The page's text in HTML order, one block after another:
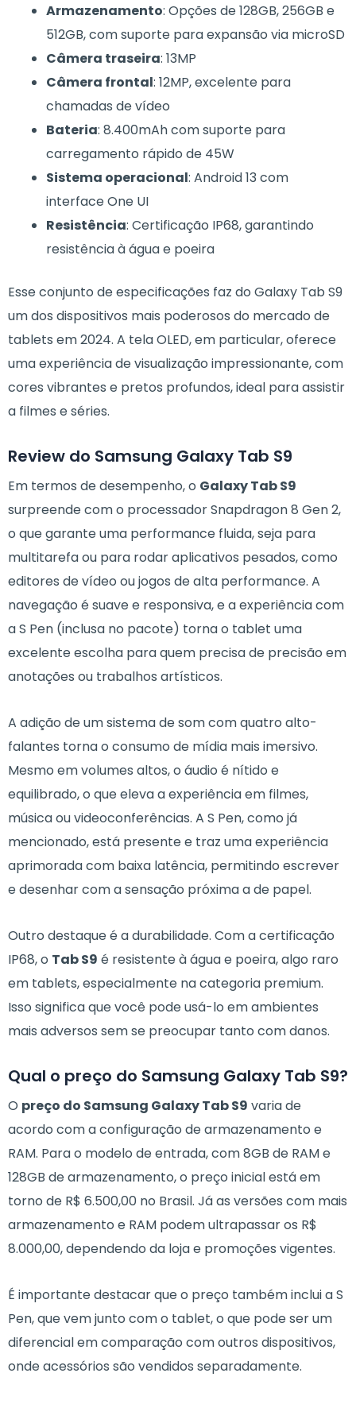
Armazenamento: Opções de 128GB, 256GB e
512GB, com suporte para expansão via microSD
Câmera traseira: 13MP
Câmera frontal: 12MP, excelente para
chamadas de vídeo
Bateria: 8.400mAh com suporte para
carregamento rápido de 45W
Sistema operacional: Android 13 com
interface One UI
Resistência: Certificação IP68, garantindo
resistência à água e poeira
Esse conjunto de especificações faz do Galaxy Tab S9
um dos dispositivos mais poderosos do mercado de
tablets em 2024. A tela OLED, em particular, oferece
uma experiência de visualização impressionante, com
cores vibrantes e pretos profundos, ideal para assistir
a filmes e séries.
Review do Samsung Galaxy Tab S9
Em termos de desempenho, o Galaxy Tab S9
surpreende com o processador Snapdragon 8 Gen 2,
o que garante uma performance fluida, seja para
multitarefa ou para rodar aplicativos pesados, como
editores de vídeo ou jogos de alta performance. A
navegação é suave e responsiva, e a experiência com
a S Pen (inclusa no pacote) torna o tablet uma
excelente escolha para quem precisa de precisão em
anotações ou trabalhos artísticos.
A adição de um sistema de som com quatro alto-
falantes torna o consumo de mídia mais imersivo.
Mesmo em volumes altos, o áudio é nítido e
equilibrado, o que eleva a experiência em filmes,
música ou videoconferências. A S Pen, como já
mencionado, está presente e traz uma experiência
aprimorada com baixa latência, permitindo escrever
e desenhar com a sensação próxima a de papel.
Outro destaque é a durabilidade. Com a certificação
IP68, o Tab S9 é resistente à água e poeira, algo raro
em tablets, especialmente na categoria premium.
Isso significa que você pode usá-lo em ambientes
mais adversos sem se preocupar tanto com danos.
Qual o preço do Samsung Galaxy Tab S9?
O preço do Samsung Galaxy Tab S9 varia de
acordo com a configuração de armazenamento e
RAM. Para o modelo de entrada, com 8GB de RAM e
128GB de armazenamento, o preço inicial está em
torno de R$ 6.500,00 no Brasil. Já as versões com mais
armazenamento e RAM podem ultrapassar os R$
8.000,00, dependendo da loja e promoções vigentes.
É importante destacar que o preço também inclui a S
Pen, que vem junto com o tablet, o que pode ser um
diferencial em comparação com outros dispositivos,
onde acessórios são vendidos separadamente.